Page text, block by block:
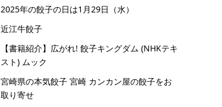
2025年の餃子の日は1月29日（水）
近江牛餃子
【書籍紹介】広がれ! 餃子キングダム (NHKテキ
スト) ムック
宮崎県の本気餃子 宮崎 カンカン屋の餃子をお
取り寄せ